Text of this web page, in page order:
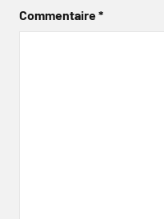
Commentaire*